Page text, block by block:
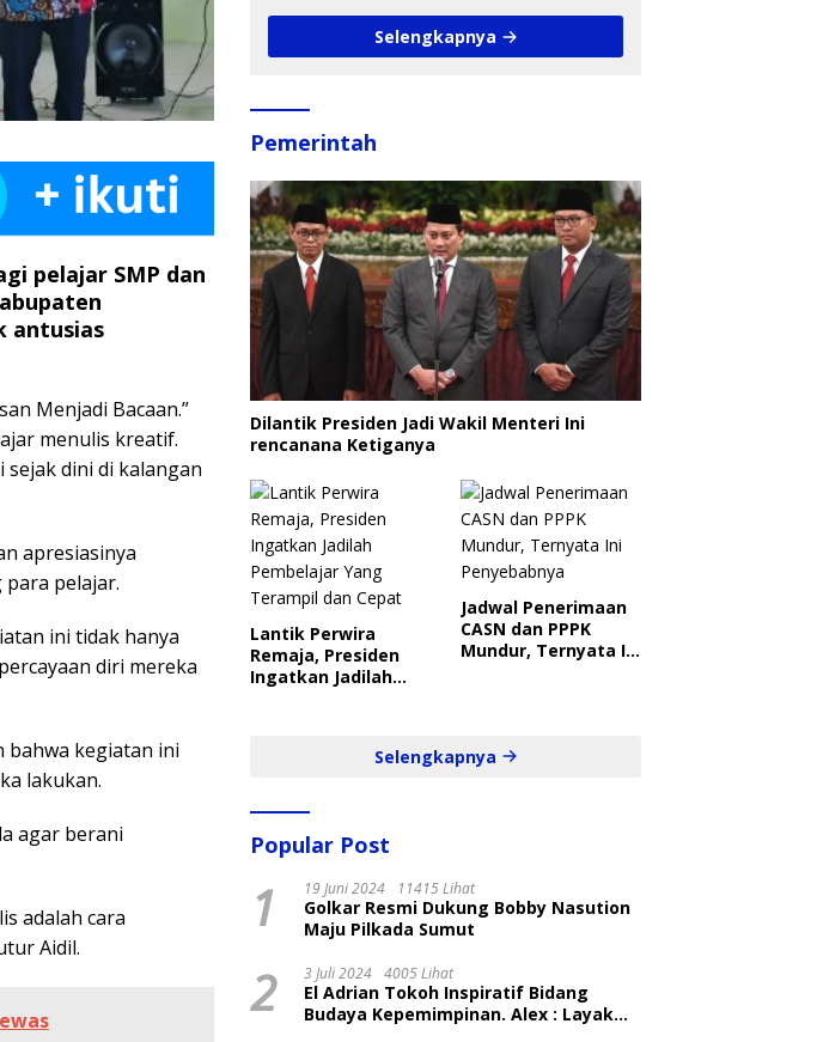
pelajar SMP dan
antusias
Menjadi Bacaan.”
menulis kreatif.
dini di kalangan
apresiasinya
pelajar.
ini tidak hanya
diri mereka
bahwa kegiatan ini
lakukan.
agar berani
adalah cara
Aidil.
Data Anak
Selengkapnya
Pemerintah
Dilantik Presiden Jadi Wakil Menteri Ini
rencanana Ketiganya
Lantik Perwira
Remaja, Presiden
Ingatkan Jadilah
Jadwal Penerimaan
CASN dan PPPK
Mundur, Ternyata Ini
Selengkapnya
Popular Post
1 19 Juni 2024 11415 Lihat
Golkar Resmi Dukung Bobby Nasution
Maju Pilkada Sumut
2 3 Juli 2024 4005 Lihat
El Adrian Tokoh Inspiratif Bidang
Budaya Kepemimpinan. Alex : Layak